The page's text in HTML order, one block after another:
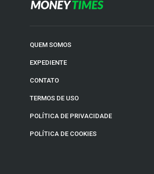
QUEM SOMOS
EXPEDIENTE
CONTATO
TERMOS DE USO
POLÍTICA DE PRIVACIDADE
POLÍTICA DE COOKIES